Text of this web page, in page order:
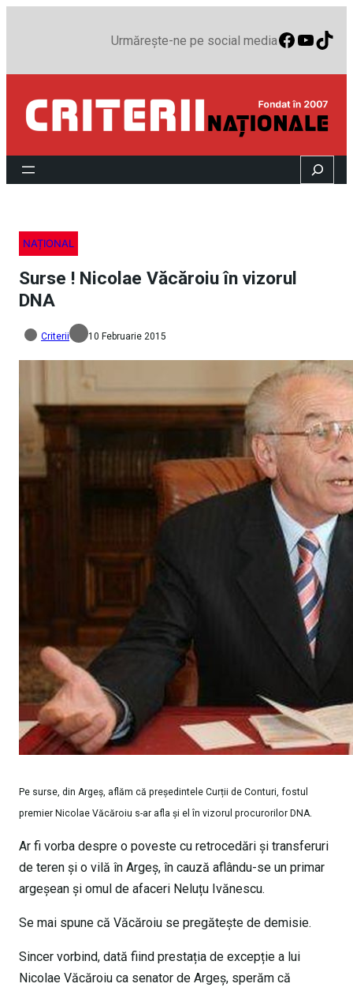
Urmărește-ne pe social media
Search
NAȚIONAL
Surse ! Nicolae Văcăroiu în vizorul
DNA
Criterii 10 Februarie 2015
Pe surse, din Argeș, aflăm că președintele Curții de Conturi, fostul
premier Nicolae Văcăroiu s-ar afla și el în vizorul procurorilor DNA.
Ar fi vorba despre o poveste cu retrocedări și transferuri
de teren și o vilă în Argeș, în cauză aflându-se un primar
argeșean și omul de afaceri Neluțu Ivănescu.
Se mai spune că Văcăroiu se pregătește de demisie.
Sincer vorbind, dată fiind prestația de excepție a lui
Nicolae Văcăroiu ca senator de Argeș, sperăm că